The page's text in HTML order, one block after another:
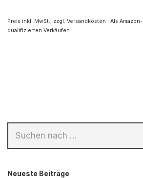
Preis inkl. MwSt., zzgl. Versandkosten · Als
qualifizierten Verkäufen.
Neueste Beiträge